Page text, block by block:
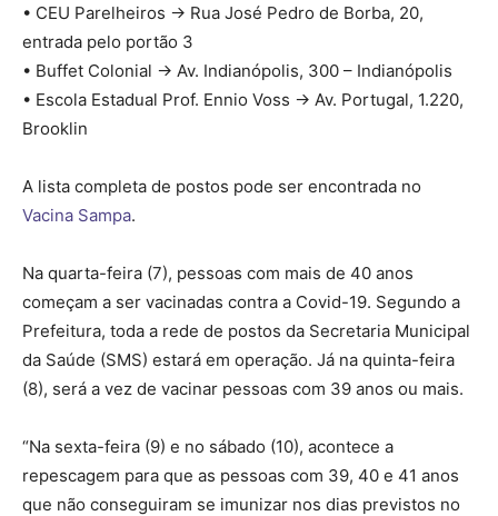
• CEU Parelheiros -> Rua José Pedro de Borba, 20,
entrada pelo portão 3
• Buffet Colonial -> Av. Indianópolis, 300 – Indianópolis
• Escola Estadual Prof. Ennio Voss -> Av. Portugal, 1.220,
Brooklin
A lista completa de postos pode ser encontrada no
Vacina Sampa.
Na quarta-feira (7), pessoas com mais de 40 anos
começam a ser vacinadas contra a Covid-19. Segundo a
Prefeitura, toda a rede de postos da Secretaria Municipal
da Saúde (SMS) estará em operação. Já na quinta-feira
(8), será a vez de vacinar pessoas com 39 anos ou mais.
“Na sexta-feira (9) e no sábado (10), acontece a
repescagem para que as pessoas com 39, 40 e 41 anos
que não conseguiram se imunizar nos dias previstos no